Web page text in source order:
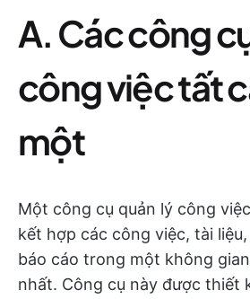
A. Các công
công việc tất
một
Một công cụ quản lý công
kết hợp các công việc, tài
báo cáo trong một không
nhất. Công cụ này được thiết